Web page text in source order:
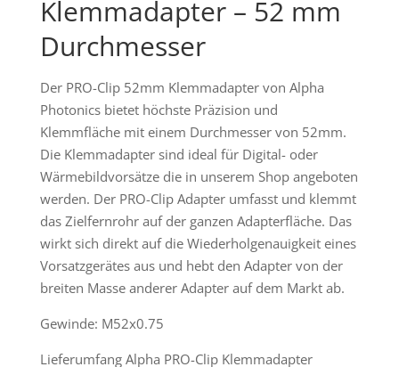
Klemmadapter – 52 mm
Durchmesser
Der PRO-Clip 52mm Klemmadapter von Alpha
Photonics bietet höchste Präzision und
Klemmfläche mit einem Durchmesser von 52mm.
Die Klemmadapter sind ideal für Digital- oder
Wärmebildvorsätze die in unserem Shop angeboten
werden. Der PRO-Clip Adapter umfasst und klemmt
das Zielfernrohr auf der ganzen Adapterfläche. Das
wirkt sich direkt auf die Wiederholgenauigkeit eines
Vorsatzgerätes aus und hebt den Adapter von der
breiten Masse anderer Adapter auf dem Markt ab.
Gewinde: M52x0.75
Lieferumfang Alpha PRO-Clip Klemmadapter